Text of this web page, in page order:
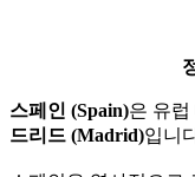
스페인 (Spain)은 유
드리드 (Madrid)입니